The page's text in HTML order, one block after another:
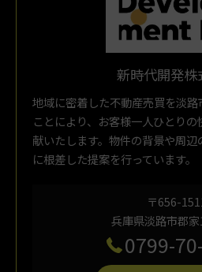
新時代開発株
地域に密着した不動産売買を淡
ことにより、お客様一人ひとり
献いたします。物件の背景や周
に根差した提案を行っています。
〒656-
兵庫県淡路市郡
0799-